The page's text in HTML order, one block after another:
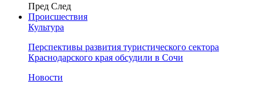
Пред След
Происшествия
Культура
Перспективы развития туристического сектора
Краснодарского края обсудили в Сочи
Новости